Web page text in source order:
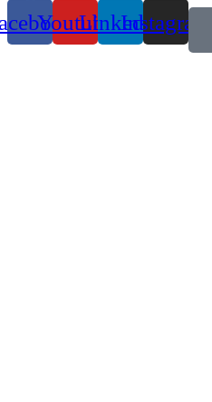
YoutubeLinkedin
Instagram